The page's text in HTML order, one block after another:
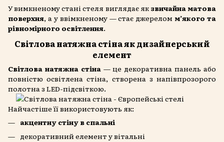
У вимкненому стані стеля виглядає як звичайна матова
поверхня, а у ввімкненому — стає джерелом м’якого та
рівномірного освітлення.
Світлова натяжна стіна як дизайнерський
елемент
Світлова натяжна стіна — це декоративна панель або
повністю освітлена стіна, створена з напівпрозорого
полотна з LED-підсвіткою.
Найчастіше її використовують як:
акцентну стіну в спальні
декоративний елемент у вітальні